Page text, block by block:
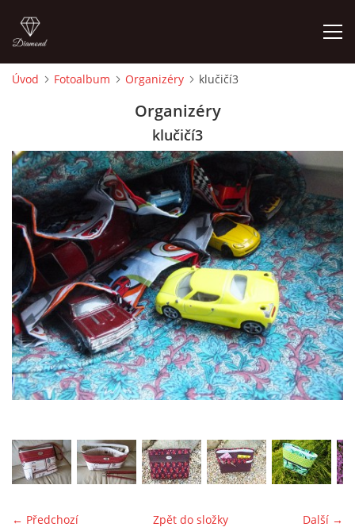
CEDULKY
MOJE POSLEDNÍ PRÁCE
jk-laguna@seznam.cz
Úvod Fotoalbum Organizéry klučičí3
Organizéry
klučičí3
← Předchozí Další →
Zpět do složky